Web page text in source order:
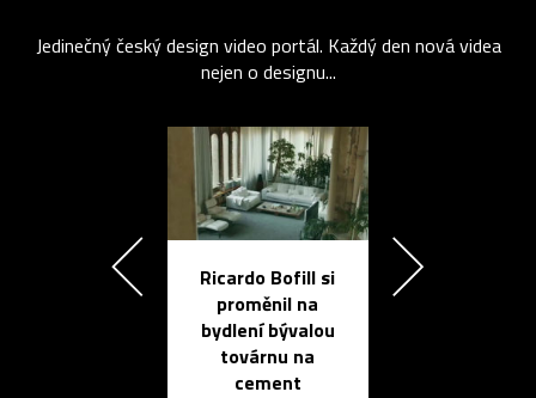
Jedinečný český design video portál. Každý den nová videa
nejen o designu...
Ricardo Bofill si
proměnil na
bydlení bývalou
továrnu na
cement